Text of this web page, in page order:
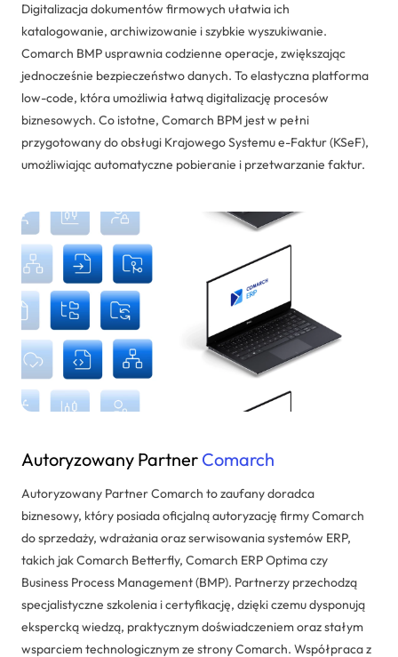
Digitalizacja dokumentów firmowych ułatwia ich
katalogowanie, archiwizowanie i szybkie wyszukiwanie.
Comarch BMP usprawnia codzienne operacje, zwiększając
jednocześnie bezpieczeństwo danych. To elastyczna platforma
low-code, która umożliwia łatwą digitalizację procesów
biznesowych. Co istotne, Comarch BPM jest w pełni
przygotowany do obsługi Krajowego Systemu e-Faktur (KSeF),
umożliwiając automatyczne pobieranie i przetwarzanie faktur.
Autoryzowany Partner Comarch
Autoryzowany Partner Comarch to zaufany doradca
biznesowy, który posiada oficjalną autoryzację firmy Comarch
do sprzedaży, wdrażania oraz serwisowania systemów ERP,
takich jak Comarch Betterfly, Comarch ERP Optima czy
Business Process Management (BMP). Partnerzy przechodzą
specjalistyczne szkolenia i certyfikację, dzięki czemu dysponują
ekspercką wiedzą, praktycznym doświadczeniem oraz stałym
wsparciem technologicznym ze strony Comarch. Współpraca z